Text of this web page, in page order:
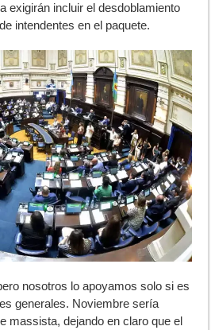
exigirán incluir el desdoblamiento
intendentes en el paquete.
nosotros lo apoyamos solo si es
generales. Noviembre sería
massista, dejando en claro que el